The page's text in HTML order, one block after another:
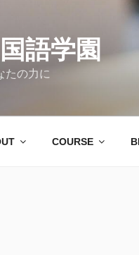
語学園
の力に
COURSE